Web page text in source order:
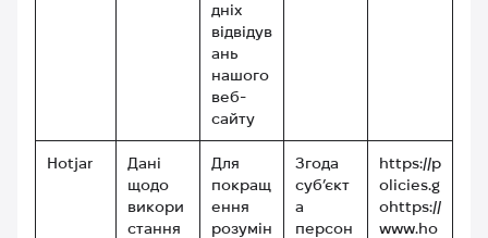
дніх
відвідув
ань
нашого
веб-
сайту
Hotjar
Дані
щодо
викори
стання
Для
покращ
ення
розумін
Згода
суб’єкт
а
персон
https://p
olicies.g
ohttps://
www.ho